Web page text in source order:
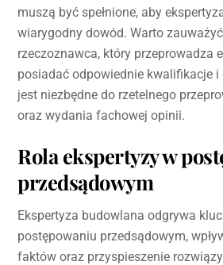
muszą być spełnione, aby
wiarygodny dowód. Warto
rzeczoznawca, który przeprowadza
posiadać odpowiednie kwalifikacje i
jest niezbędne do rzetelnego
oraz wydania fachowej opinii.
Rola ekspertyzy w
przedsądowym
Ekspertyza budowlana odgrywa
postępowaniu przedsądowym,
faktów oraz przyspieszenie